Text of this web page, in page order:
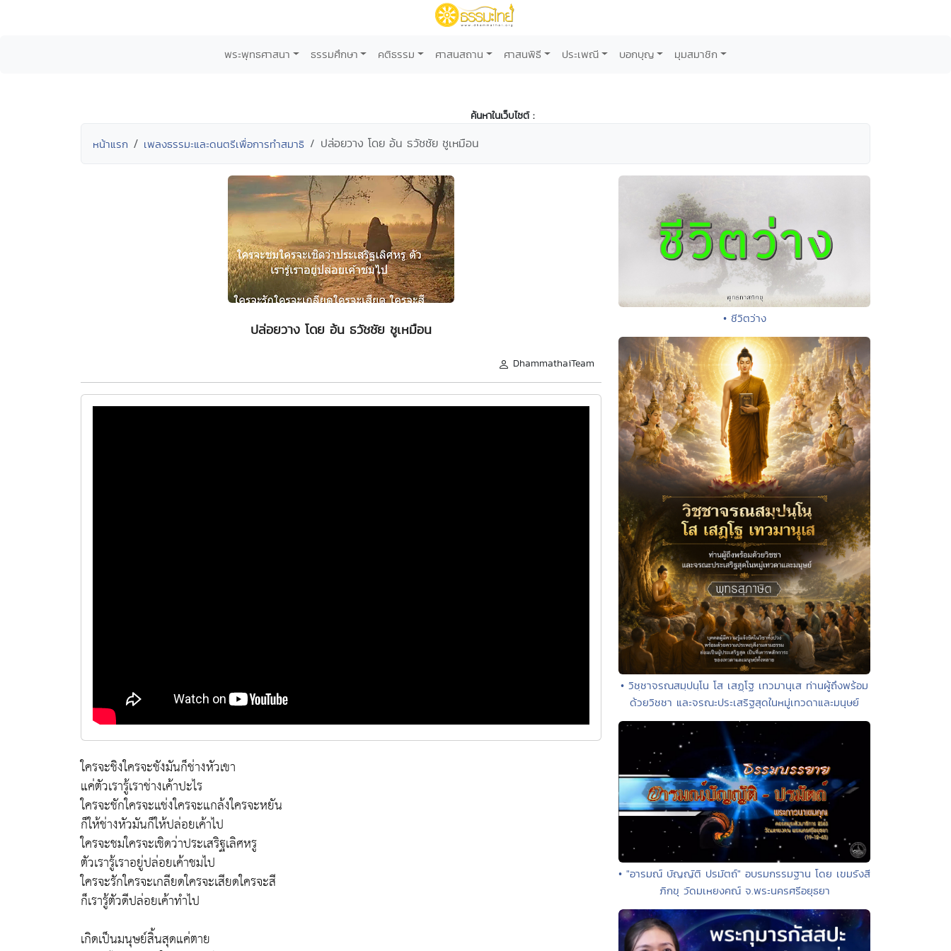
พระพุทธศาสนา ธรรมศึกษา คติธรรม ศาสนสถาน ศาสนพิธี ประเพณี บอกบุญ มุมสมาชิก
ค้นหาในเว็บไซต์ :
หน้าแรก เพลงธรรมะและดนตรีเพื่อการทำสมาธิ ปล่อยวาง โดย อ้น ธวัชชัย ชูเหมือน
ปล่อยวาง โดย อ้น ธวัชชัย ชูเหมือน
DhammathaiTeam
ใครจะชิงใครจะชังมันก็ช่างหัวเขา
แค่ตัวเรารู้เราช่างเค้าปะไร
ใครจะชักใครจะแช่งใครจะแกล้งใครจะหยัน
ก็ให้ช่างหัวมันก็ให้ปล่อยเค้าไป
ใครจะชมใครจะเชิดว่าประเสริฐเลิศหรู
ตัวเรารู้เราอยู่ปล่อยเค้าชมไป
ใครจะรักใครจะเกลียดใครจะเสียดใครจะสี
ก็เรารู้ตัวดีปล่อยเค้าทำไป
เกิดเป็นมนุษย์สิ้นสุดแค่ตาย
• ชีวิตว่าง
• วิชฺชาจรณสมฺปนฺโน โส เสฏฺโฐ เทวมานุเส ท่านผู้ถึงพร้อม
ด้วยวิชชา และจรณะประเสริฐสุดในหมู่เทวดาและมนุษย์
• "อารมณ์ บัญญัติ ปรมัตถ์" อบรมกรรมฐาน โดย เขมรังสี
ภิกขุ วัดมเหยงคณ์ จ.พระนครศรีอยุธยา